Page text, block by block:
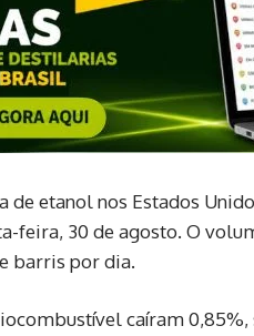
de etanol nos Estados
feira, 30 de agosto. O
barris por dia.
caíram